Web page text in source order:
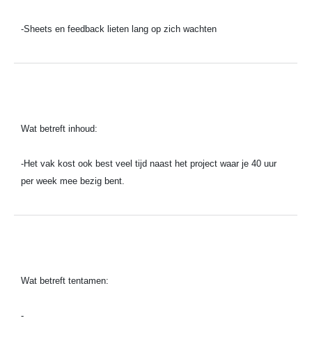
-Sheets en feedback lieten lang op zich wachten
Wat betreft inhoud:
-Het vak kost ook best veel tijd naast het project waar je 40 uur
per week mee bezig bent.
Wat betreft tentamen:
-